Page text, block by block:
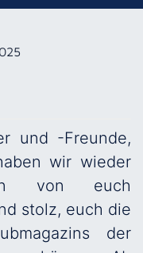
und -Freunde,
wir wieder
von euch
stolz, euch die
der